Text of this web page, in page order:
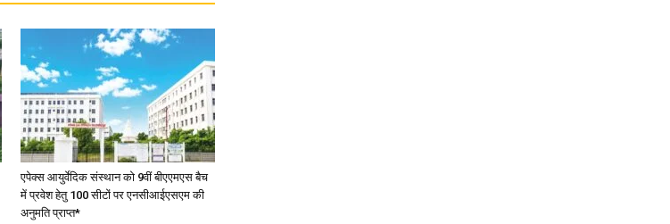
एपेक्स आयुर्वेदिक संस्थान को 9वीं बीएएमएस बैच
में प्रवेश हेतु 100 सीटों पर एनसीआईएसएम की
अनुमति प्राप्त*